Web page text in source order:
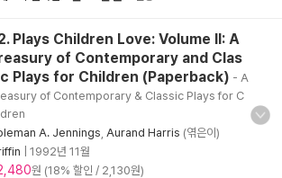
Plays Children Love: Volume II: A
of Contemporary and Clas
Plays for Children (Paperback) - A
of Contemporary & Classic Plays for C
A. Jennings Aurand Harris (엮은이)
1992년 11월
원 (18% 할인 / 2,130원)